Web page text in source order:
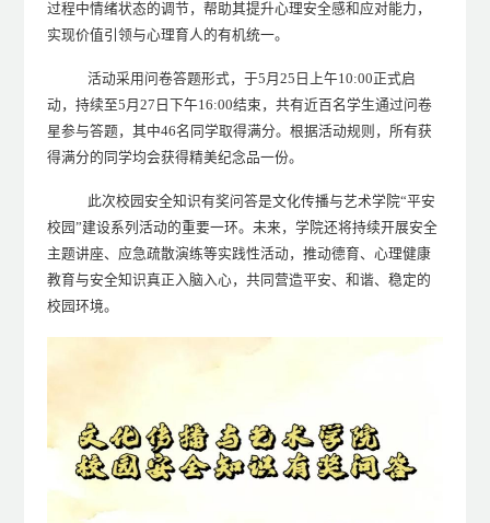
过程中情绪状态的调节，帮助其提升心理安全感和应对能力，
实现价值引领与心理育人的有机统一。
活动采用问卷答题形式，于5月25日上午10:00正式启
动，持续至5月27日下午16:00结束，共有近百名学生通过问卷
星参与答题，其中46名同学取得满分。根据活动规则，所有获
得满分的同学均会获得精美纪念品一份。
此次校园安全知识有奖问答是文化传播与艺术学院“平安
校园”建设系列活动的重要一环。未来，学院还将持续开展安全
主题讲座、应急疏散演练等实践性活动，推动德育、心理健康
教育与安全知识真正入脑入心，共同营造平安、和谐、稳定的
校园环境。